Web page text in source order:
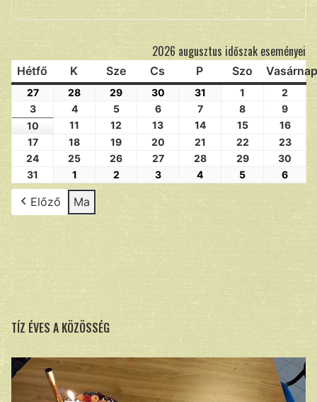
2026 augusztus időszak eseményei
Hétfő K Sze Cs P Szo Vasárnap
27 28 29 30 31 1
2
3
4 5 6 7 8
9
10
11 12 13 14 15
16
17
18 19 20 21 22
23
24
25 26 27 28 29
30
31
1 2 3 4 5 6
Előző Ma
TÍZ ÉVES A KÖZÖSSÉG